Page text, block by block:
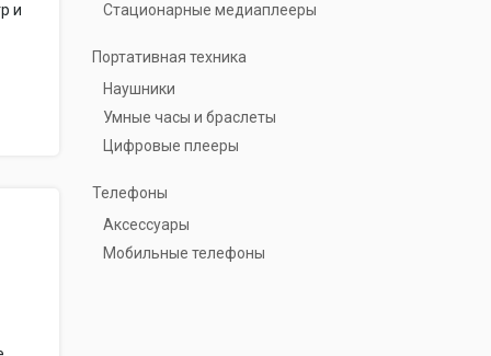
и
Стационарные медиаплееры
Портативная техника
Наушники
Умные часы и браслеты
Цифровые плееры
Телефоны
Аксессуары
Мобильные телефоны